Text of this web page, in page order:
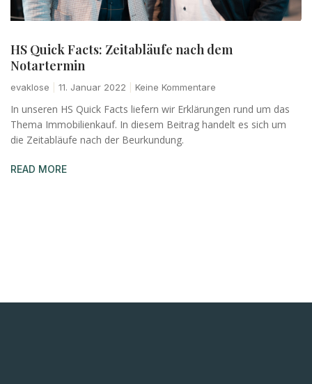
HS Quick Facts: Zeitabläufe nach dem
Notartermin
evaklose 11. Januar 2022 Keine Kommentare
In unseren HS Quick Facts liefern wir Erklärungen rund um das
Thema Immobilienkauf. In diesem Beitrag handelt es sich um
die Zeitabläufe nach der Beurkundung.
READ MORE